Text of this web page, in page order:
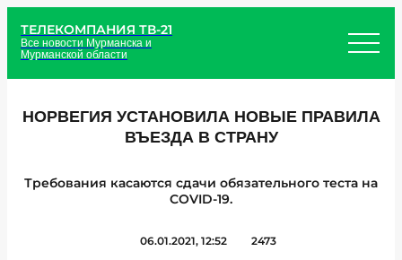
ТЕЛЕКОМПАНИЯ ТВ-21
Все новости Мурманска и
Мурманской области
НОРВЕГИЯ УСТАНОВИЛА НОВЫЕ ПРАВИЛА
ВЪЕЗДА В СТРАНУ
Требования касаются сдачи обязательного теста на
COVID-19.
06.01.2021, 12:52 2473